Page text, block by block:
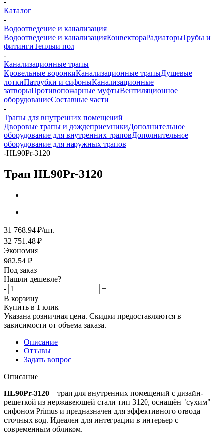
-
Каталог
-
Водоотведение и канализация
Водоотведение и канализацияКонвектораРадиаторыТрубы и
фитингиТёплый пол
-
Канализационные трапы
Кровельные воронкиКанализационные трапыДушевые
лоткиПатрубки и сифоныКанализационные
затворыПротивопожарные муфтыВентиляционное
оборудованиеСоставные части
-
Трапы для внутренних помещений
Дворовые трапы и дождеприемникиДополнительное
оборудование для внутренних траповДополнительное
оборудование для наружных трапов
-HL90Pr-3120
Трап HL90Pr-3120
31 768.94 ₽/шт.
32 751.48 ₽
Экономия
982.54 ₽
Под заказ
Нашли дешевле?
-
+
В корзину
Купить в 1 клик
Указана розничная цена. Скидки предоставляются в
зависимости от объема заказа.
Описание
Отзывы
Задать вопрос
Описание
HL90Pr-3120 – трап для внутренних помещений с дизайн-
решеткой из нержавеющей стали тип 3120, оснащён "сухим"
сифоном Primus и предназначен для эффективного отвода
сточных вод. Идеален для интеграции в интерьер с
современным обликом.